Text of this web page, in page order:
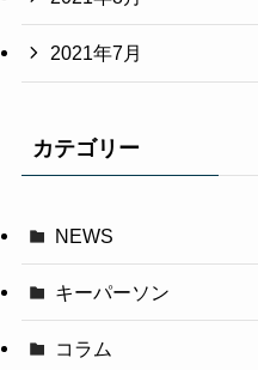
2021年7月
カテゴリー
NEWS
キーパーソン
コラム